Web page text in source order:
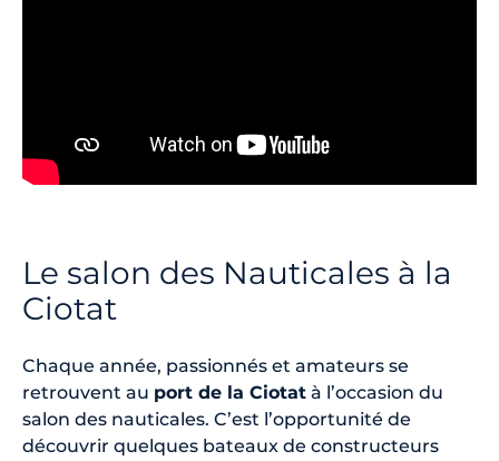
Le salon des Nauticales à la
Ciotat
Chaque année, passionnés et amateurs se
retrouvent au port de la Ciotat à l’occasion du
salon des nauticales. C’est l’opportunité de
découvrir quelques bateaux de constructeurs